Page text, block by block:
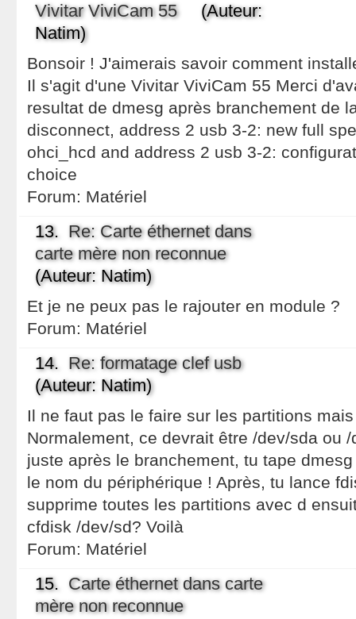
Vivitar ViviCam 55(Auteur:
Natim)
Bonsoir ! J'aimerais savoir comment
Il s'agit d'une Vivitar ViviCam 55 Merci
resultat de dmesg après branchement de
disconnect, address 2 usb 3-2: new full
ohci_hcd and address 2 usb 3-2:
choice
Forum: Matériel
13. Re: Carte éthernet dans
carte mère non reconnue
(Auteur: Natim)
Et je ne peux pas le rajouter en module ?
Forum: Matériel
14. Re: formatage clef usb
(Auteur: Natim)
Il ne faut pas le faire sur les partitions
Normalement, ce devrait être /dev/sda ou
juste après le branchement, tu tape
le nom du périphérique ! Après, tu lance
supprime toutes les partitions avec d
cfdisk /dev/sd? Voilà
Forum: Matériel
15. Carte éthernet dans carte
mère non reconnue